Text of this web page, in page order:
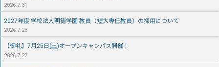
2026.7.31
2027年度 学校法人明徳学園 教員（短大専任教員）の採用について
2026.7.28
【御礼】7月25日(土)オープンキャンパス開催！
2026.7.27